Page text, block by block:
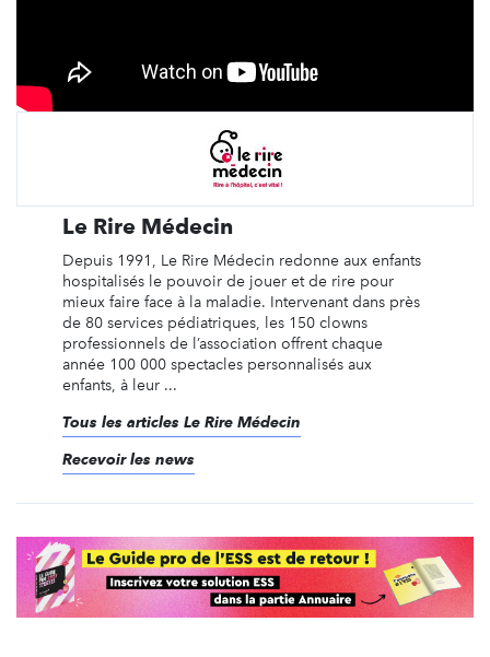
Le Rire Médecin
Depuis 1991, Le Rire Médecin redonne aux enfants
hospitalisés le pouvoir de jouer et de rire pour
mieux faire face à la maladie. Intervenant dans près
de 80 services pédiatriques, les 150 clowns
professionnels de l’association offrent chaque
année 100 000 spectacles personnalisés aux
enfants, à leur ...
Tous les articles Le Rire Médecin
Recevoir les news